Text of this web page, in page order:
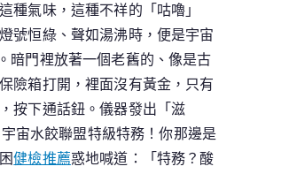
氣味，這種不祥的「咕嚕」
號恒綠、聲如湯沸時，便是宇宙
暗門裡放著一個老舊的、像是古
險箱打開，裡面沒有黃金，只有
按下通話鈕。儀器發出「滋
宙水餃聯盟特級特務！你那邊是
健檢推薦惑地喊道：「特務？酸